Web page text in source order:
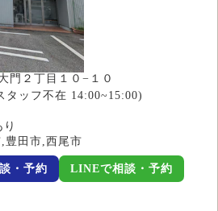
門２丁目１０−１０
タッフ不在 14:00~15:00)
豊田市,西尾市
・予約 LINEで相談・予約